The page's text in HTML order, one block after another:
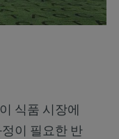
식품 시장에
이 필요한 반